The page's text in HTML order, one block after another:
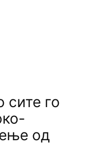
сите го
од